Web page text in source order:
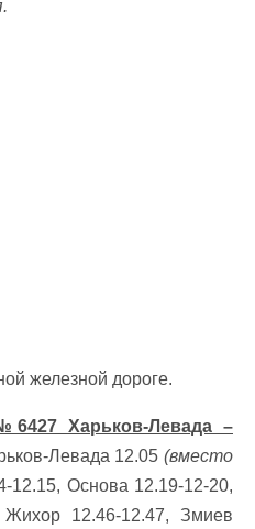
железной дороге.
Харьков-Левада –
Левада 12.05 (вместо
12.15, Основа 12.19-12-20,
Жихор 12.46-12.47, Змиев